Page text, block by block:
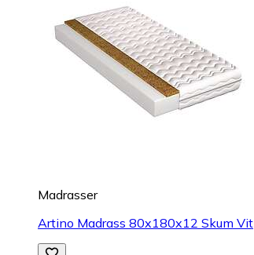
Madrasser
Artino Madrass 80x180x12 Skum Vit